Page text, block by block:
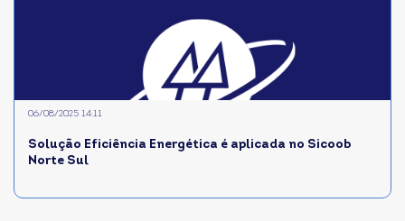
Solução Eficiência Energética é aplicada no Sicoob
Norte Sul
06/08/2025 14:11